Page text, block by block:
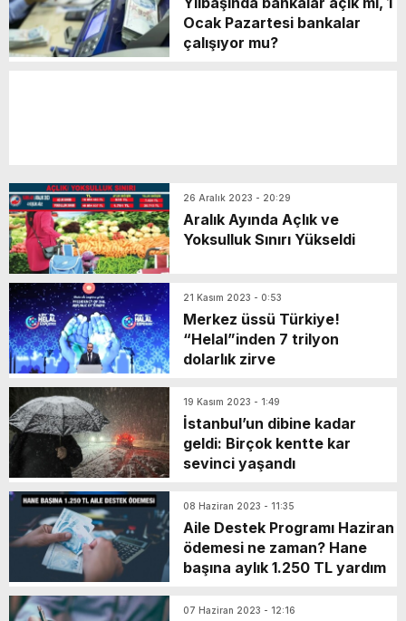
Ocak Pazartesi bankalar
çalışıyor mu?
26 Aralık 2023 - 20:29
Aralık Ayında Açlık ve
Yoksulluk Sınırı Yükseldi
21 Kasım 2023 - 0:53
Merkez üssü Türkiye!
“Helal”inden 7 trilyon
dolarlık zirve
19 Kasım 2023 - 1:49
İstanbul’un dibine kadar
geldi: Birçok kentte kar
sevinci yaşandı
08 Haziran 2023 - 11:35
Aile Destek Programı Haziran
ödemesi ne zaman? Hane
başına aylık 1.250 TL yardım
07 Haziran 2023 - 12:16